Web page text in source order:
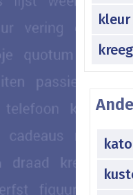
kleur
kreeg